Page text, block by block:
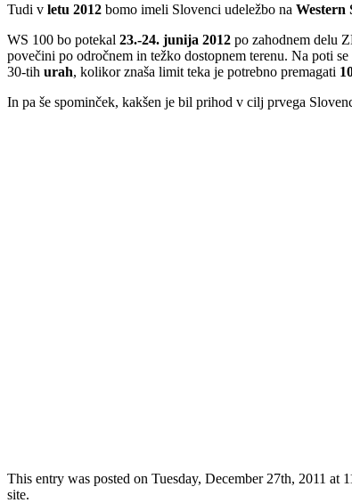
Tudi v letu 2012 bomo imeli Slovenci udeležbo na Western
WS 100 bo potekal23.-24. junija 2012 po zahodnem delu
povečini po odročnem in težko dostopnem terenu. Na poti
30-tih urah, kolikor znaša limit teka je potrebno premagati
In pa še spominček, kakšen je bil prihod v cilj prvega
This entry was posted on Tuesday, December 27th, 2011
site.